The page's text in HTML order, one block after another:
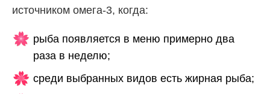
источником омега-3, когда:
рыба появляется в меню примерно два
раза в неделю;
среди выбранных видов есть жирная рыба;